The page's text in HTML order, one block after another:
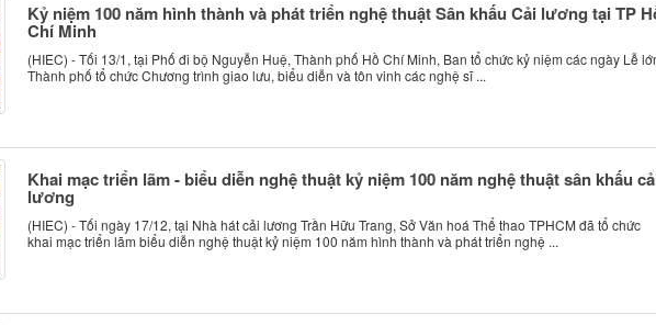
Kỷ niệm 100 năm hình thành và phát triển nghệ thuật Sân khấu Cải lương tại TP
Chí Minh
(HIEC) - Tối 13/1, tại Phố đi bộ Nguyễn Huệ, Thành phố Hồ Chí Minh, Ban tổ chức kỷ niệm các ngày Lễ
Thành phố tổ chức Chương trình giao lưu, biểu diễn và tôn vinh các nghệ sĩ ...
Khai mạc triển lãm - biểu diễn nghệ thuật kỷ niệm 100 năm nghệ thuật sân khấu
lương
(HIEC) - Tối ngày 17/12, tại Nhà hát cải lương Trần Hữu Trang, Sở Văn hoá Thể thao TPHCM đã tổ chức
khai mạc triển lãm biểu diễn nghệ thuật kỷ niệm 100 năm hình thành và phát triển nghệ ...